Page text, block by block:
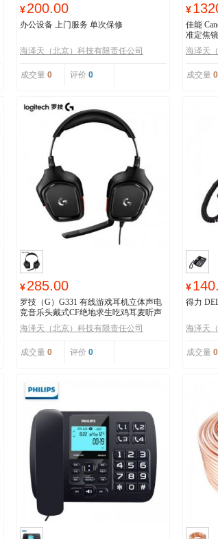
¥200.00
办公设备 上门服务 单次保修
海泽天（北京）科技有限责任公司
成交量 0 评价 0
¥
佳能
准定焦
海泽天
成交量 0
¥285.00
罗技（G）G331 有线游戏耳机立体声电
竞音乐头戴式CF绝地求生吃鸡耳麦听声
辨位LOL
海泽天（北京）科技有限责任公司
成交量 0 评价 0
¥
得力
海泽天
成交量 0